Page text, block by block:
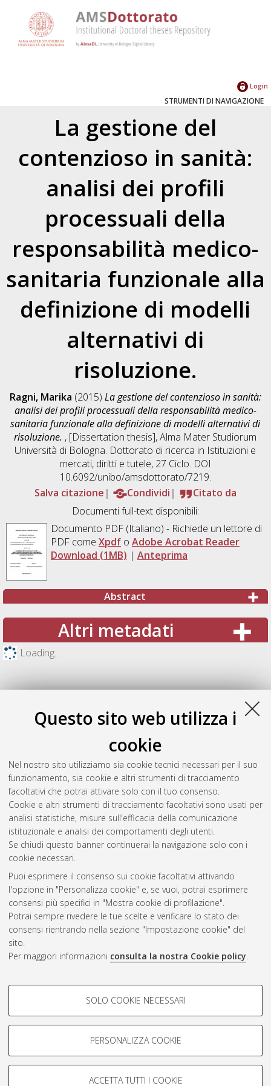
Questo sito web utilizza i
cookie
Nel nostro sito utilizziamo sia cookie tecnici necessari per il suo
funzionamento, sia cookie e altri strumenti di tracciamento
facoltativi che potrai attivare solo con il tuo consenso.
Cookie e altri strumenti di tracciamento facoltativi sono usati per
analisi statistiche, misure sull'efficacia della comunicazione
istituzionale e analisi dei comportamenti degli utenti.
Se chiudi questo banner continuerai la navigazione solo con i
cookie necessari.
Puoi esprimere il consenso sui cookie facoltativi attivando
l'opzione in "Personalizza cookie" e, se vuoi, potrai esprimere
consensi più specifici in "Mostra cookie di profilazione".
Potrai sempre rivedere le tue scelte e verificare lo stato dei
consensi rientrando nella sezione "Impostazione cookie" del
sito.
Per maggiori informazioni consulta la nostra Cookie policy.
COOKIE DI PROFILAZIONE -
Si tratta di cookie utilizzati per analizzare le caratteristiche della
navigazione degli utenti, creare profili in base al loro comportamento
Mostra cookie di profilazione
SOLO COOKIE NECESSARI
PERSONALIZZA COOKIE
ACCETTA TUTTI I COOKIE
Login
STRUMENTI DI NAVIGAZIONE
La gestione del
contenzioso in sanità:
analisi dei profili
processuali della
responsabilità medico-
sanitaria funzionale alla
definizione di modelli
alternativi di
risoluzione.
Ragni, Marika (2015) La gestione del contenzioso in sanità:
analisi dei profili processuali della responsabilità medico-
sanitaria funzionale alla definizione di modelli alternativi di
risoluzione. , [Dissertation thesis], Alma Mater Studiorum
Università di Bologna. Dottorato di ricerca in Istituzioni e
mercati, diritti e tutele, 27 Ciclo. DOI
10.6092/unibo/amsdottorato/7219.
Salva citazione
Condividi
Citato da
Documenti full-text disponibili:
Documento PDF(Italiano) - Richiede un lettore di
PDF come Xpdfo Adobe Acrobat Reader
Download (1MB) | Anteprima
Abstract
Altri metadati
Loading...
Gestione del documento:
Atom
Rss 1.0
Rss 2.0
ISSN: 2038-7946
Impostazioni Cookie
Informativa sulla privacy
Condizioni d’uso del sito